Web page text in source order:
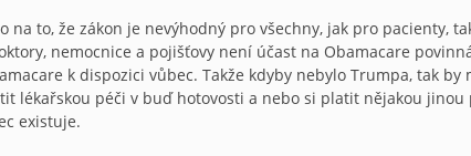
na to, že zákon je nevýhodný pro všechny, jak pro pacienty,
nemocnice a pojišťovy není účast na Obamacare
k dispozici vůbec. Takže kdyby nebylo Trumpa, tak
lékařskou péči v buď hotovosti a nebo si platit nějakou
existuje.